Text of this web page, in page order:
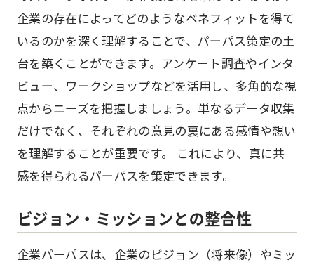
企業の存在によってどのようなベネフィットを得て
いるのかを深く理解することで、パーパス策定の土
台を築くことができます。アンケート調査やインタ
ビュー、ワークショップなどを活用し、多角的な視
点からニーズを把握しましょう。単なるデータ収集
だけでなく、それぞれの意見の裏にある感情や想い
を理解することが重要です。 これにより、真に共
感を得られるパーパスを策定できます。
ビジョン・ミッションとの整合性
企業パーパスは、企業のビジョン（将来像）やミッ